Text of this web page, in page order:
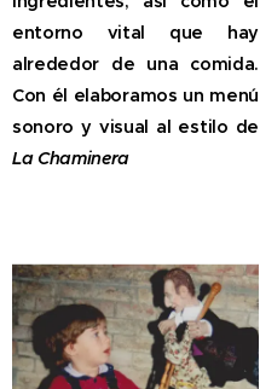
entorno vital que hay
alrededor de una comida.
Con él elaboramos un menú
sonoro y visual al estilo de
La Chaminera